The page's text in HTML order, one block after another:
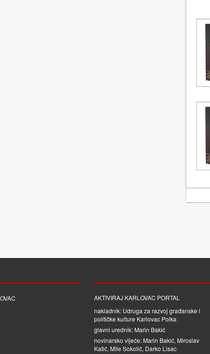
AKTIVIRAJ KARLOVAC PORTAL
nakladnik: Udruga za razvoj građanske i
političke kulture Karlovac Polka
glavni urednik: Marin Bakić
novinarsko vijeće: Marin Bakić, Miroslav
Katić, Mile Sokolić, Darko Lisac